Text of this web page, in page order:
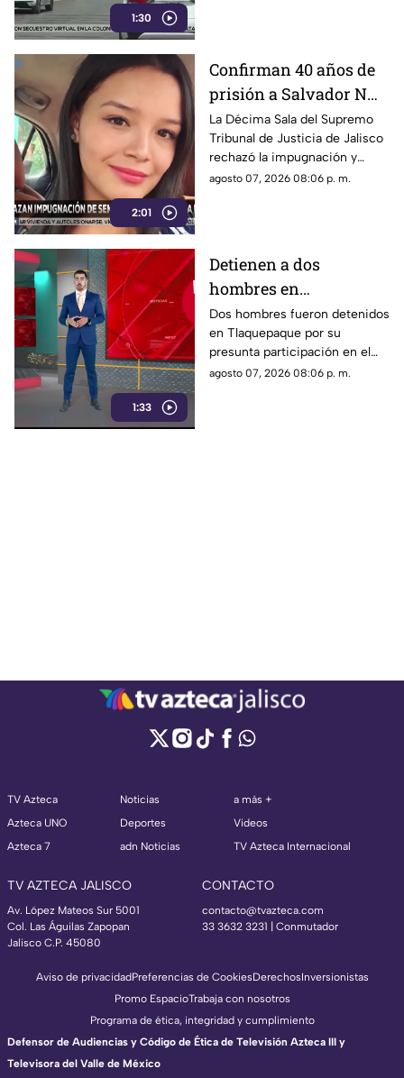
1:30
2:01
Confirman 40 años de
prisión a Salvador N
por el feminicidio de
Isis Urteaga
La Décima Sala del Supremo
Tribunal de Justicia de Jalisco
rechazó la impugnación y
confirmó la sentencia contra
agosto 07, 2026 08:06 p. m.
1:33
Detienen a dos
hombres en
Tlaquepaque por
presunto abuso y
maltrato animal contra
una perrita
Dos hombres fueron detenidos
en Tlaquepaque por su
presunta participación en el
abuso y maltrato de una
agosto 07, 2026 08:06 p. m.
TV Azteca
Azteca UNO
Azteca 7
Noticias
Deportes
adn Noticias
a más +
Videos
TV Azteca Internacional
TV AZTECA JALISCO
Av. López Mateos Sur 5001
Col. Las Águilas Zapopan
Jalisco C.P. 45080
CONTACTO
contacto@tvazteca.com
33 3632 3231 | Conmutador
Aviso de privacidadPreferencias de CookiesDerechosInversionistas
Promo EspacioTrabaja con nosotros
Programa de ética, integridad y cumplimiento
Defensor de Audiencias y Código de Ética de Televisión Azteca III y
Televisora del Valle de México